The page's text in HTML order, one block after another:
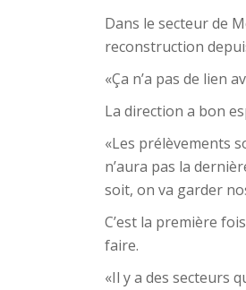
Dans le secteur de
reconstruction
«Ça n’a pas de lien
La direction a bon
«Les prélèvements
n’aura pas la
soit, on va garder
C’est la première
faire.
«Il y a des secteurs